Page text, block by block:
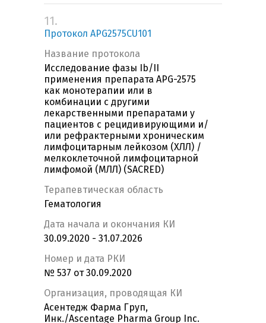
11.
Протокол APG2575CU101
Название протокола
Исследование фазы Ib/II
применения препарата APG-2575
как монотерапии или в
комбинации с другими
лекарственными препаратами у
пациентов с рецидивирующими и/
или рефрактерными хроническим
лимфоцитарным лейкозом (ХЛЛ) /
мелкоклеточной лимфоцитарной
лимфомой (МЛЛ) (SACRED)
Терапевтическая область
Гематология
Дата начала и окончания КИ
30.09.2020 - 31.07.2026
Номер и дата РКИ
№ 537 от 30.09.2020
Организация, проводящая КИ
Асентедж Фарма Груп,
Инк./Ascentage Pharma Group Inc.